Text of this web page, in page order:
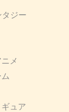
タジー
メ
ュア